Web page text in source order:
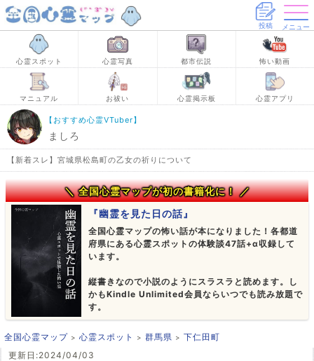
投稿 メニュー
心霊スポット 心霊写真 都市伝説 怖い動画
マニュアル お祓い 心霊掲示板 心霊アプリ
【おすすめ心霊VTuber】
ましろ
【新着スレ】宮城県松島町の乙女の祈りについて
＼ 全国心霊マップが初の書籍化に！ ／
『幽霊を見た日の話』
全国心霊マップの怖い話が本になりました！各都道
府県にある心霊スポットの体験談47話+α収録して
います。
縦書きなので小説のようにスラスラと読めます。し
かもKindle Unlimited会員ならいつでも読み放題で
す。
全国心霊マップ 心霊スポット 群馬県
下仁田町
更新日:2024/04/03